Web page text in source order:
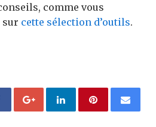
comme vous
sur cette sélection d’outils.